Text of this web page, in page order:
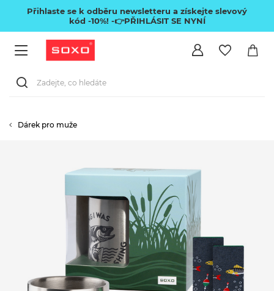
Přihlaste se k odběru newsletteru a získejte slevový
kód -10%! -👉PŘIHLÁSIT SE NYNÍ
Dárek pro muže